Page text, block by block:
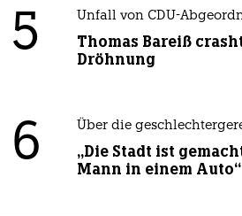
5 Unfall von CDU-
Thomas Bareiß
Dröhnung
6 Über die
„Die Stadt ist
Mann in einem Auto“